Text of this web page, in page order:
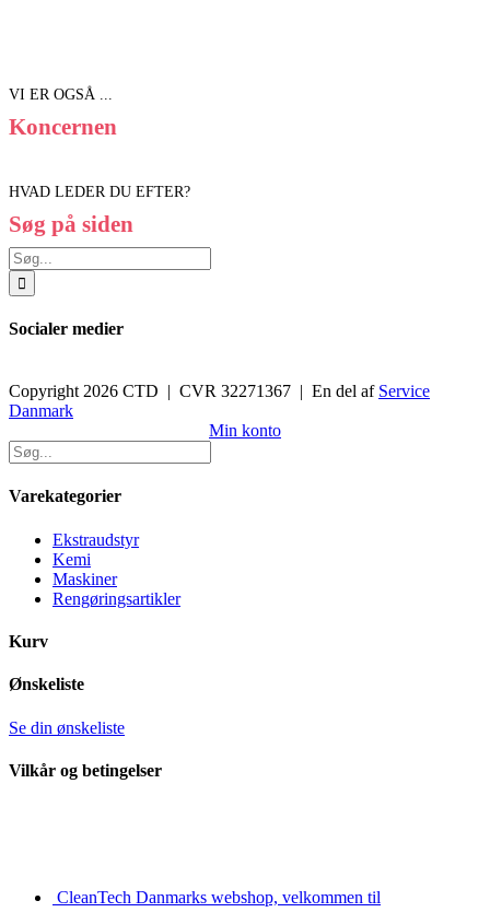
VI ER OGSÅ ...
Koncernen
HVAD LEDER DU EFTER?
Søg på siden
Søg
efter:
Socialer medier
Copyright 2026 CTD | CVR 32271367 | En del af Service
Danmark
Sliding
Bar
Area
Min konto
Varekategorier
Ekstraudstyr
Kemi
Maskiner
Rengøringsartikler
Kurv
Ønskeliste
Se din ønskeliste
Vilkår og betingelser
CleanTech Danmarks webshop, velkommen til